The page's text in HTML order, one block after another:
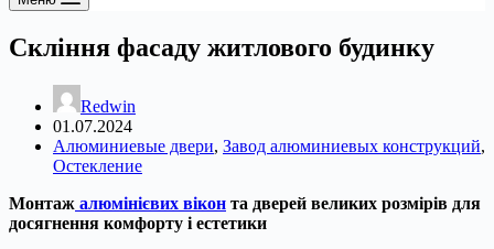
Скління фасаду житлового будинку
Redwin
01.07.2024
Алюминиевые двери, Завод алюминиевых конструкций,
Остекление
Монтаж алюмінієвих вікон та дверей великих розмірів для
досягнення комфорту і естетики